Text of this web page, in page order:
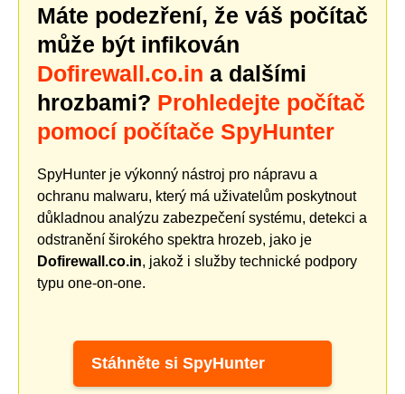
Máte podezření, že váš počítač
může být infikován
Dofirewall.co.in a dalšími
hrozbami? Prohledejte počítač
pomocí počítače SpyHunter
SpyHunter je výkonný nástroj pro nápravu a
ochranu malwaru, který má uživatelům poskytnout
důkladnou analýzu zabezpečení systému, detekci a
odstranění širokého spektra hrozeb, jako je
Dofirewall.co.in, jakož i služby technické podpory
typu one-on-one.
Stáhněte si SpyHunter